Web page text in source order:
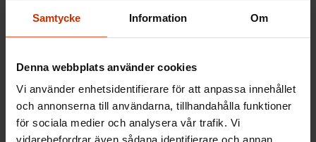
Samtycke Information Om
Denna webbplats använder cookies
Vi använder enhetsidentifierare för att anpassa innehållet
och annonserna till användarna, tillhandahålla funktioner
för sociala medier och analysera vår trafik. Vi
Den internationella fackföreningsrörelsen, med
förbättringarna. Också Internationella
arbetsorganisationen ILO har inrättat en tillfällig
byrå i Qatar och organisationer för hembiträden
och transportarbetare har fått representation i